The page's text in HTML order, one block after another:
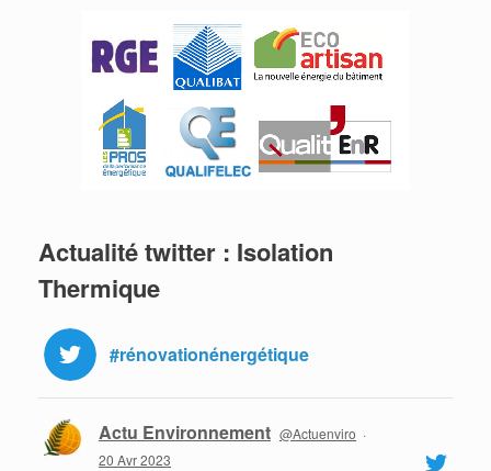
Actualité twitter : Isolation
Thermique
#rénovationénergétique
Actu Environnement @Actuenviro ·
20 Avr 2023